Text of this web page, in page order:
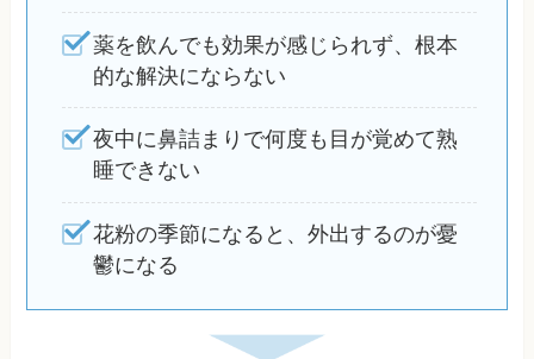
薬を飲んでも効果が感じられず、根本
的な解決にならない
夜中に鼻詰まりで何度も目が覚めて熟
睡できない
花粉の季節になると、外出するのが憂
鬱になる